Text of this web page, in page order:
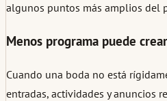
algunos puntos más amplios del
Menos programa puede
Cuando una boda no está
entradas, actividades y anuncios